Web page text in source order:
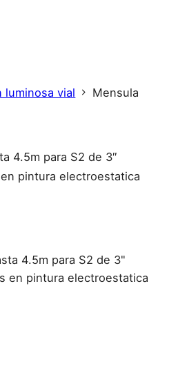
luminosa vial Mensula
4.5m para S2 de 3″
pintura electroestatica
4.5m para S2 de 3"
en pintura electroestatica